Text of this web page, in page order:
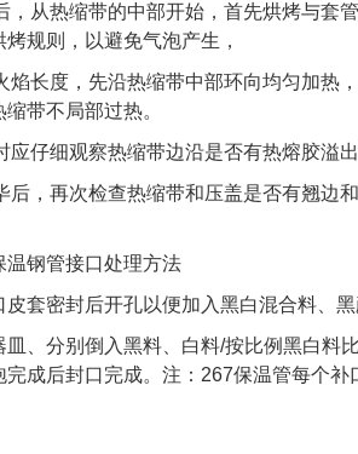
从热缩带的中部开始，首先烘烤与套
烤规则，以避免气泡产生，
长度，先沿热缩带中部环向均匀加热
带不局部过热。
仔细观察热缩带边沿是否有热熔胶溢
，再次检查热缩带和压盖是否有翘边
钢管接口处理方法
密封后开孔以便加入黑白混合料、黑
分别倒入黑料、白料/按比例黑白料
完成后封口完成。注：267保温管每个